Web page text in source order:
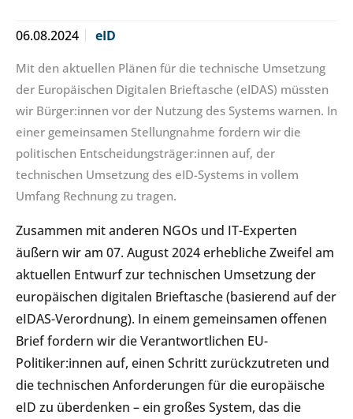
06.08.2024 eID
Mit den aktuellen Plänen für die technische Umsetzung
der Europäischen Digitalen Brieftasche (eIDAS) müssten
wir Bürger:innen vor der Nutzung des Systems warnen. In
einer gemeinsamen Stellungnahme fordern wir die
politischen Entscheidungsträger:innen auf, der
technischen Umsetzung des eID-Systems in vollem
Umfang Rechnung zu tragen.
Zusammen mit anderen NGOs und IT-Experten
äußern wir am 07. August 2024 erhebliche Zweifel am
aktuellen Entwurf zur technischen Umsetzung der
europäischen digitalen Brieftasche (basierend auf der
eIDAS-Verordnung). In einem gemeinsamen offenen
Brief fordern wir die Verantwortlichen EU-
Politiker:innen auf, einen Schritt zurückzutreten und
die technischen Anforderungen für die europäische
eID zu überdenken – ein großes System, das die